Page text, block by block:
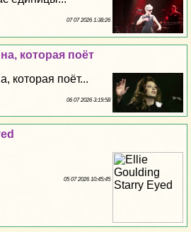
07 07 2026 1:38:26
которая поёт
которая поёт...
06 07 2026 3:19:58
05 07 2026 10:45:45